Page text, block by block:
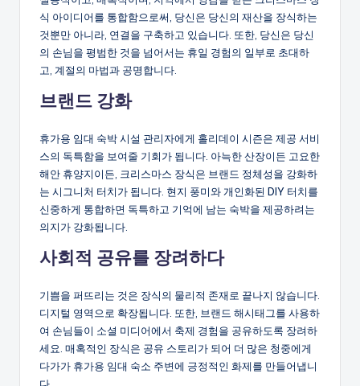
식 아이디어를 통합함으로써, 당신은 당신의 재산을 장식하는
것뿐만 아니라, 연결을 구축하고 있습니다. 또한, 당신은 당신
의 손님을 평범한 것을 넘어서는 휴일 경험의 일부로 초대하
고, 계절의 마법과 공명합니다.
브랜드 강화
휴가용 임대 숙박 시설 관리자에게 홀리데이 시즌은 제공 서비
스의 독특함을 보여줄 기회가 됩니다. 아늑한 산장이든 고요한
해안 휴양지이든, 크리스마스 장식은 브랜드 정체성을 강화하
는 시그니처 터치가 됩니다. 현지 풍미와 개인화된 DIY 터치를
신중하게 통합하면 독특하고 기억에 남는 숙박을 제공하려는
의지가 강화됩니다.
사회적 공유를 장려하다
기쁨을 퍼뜨리는 것은 장식의 물리적 존재로 끝나지 않습니다.
디지털 영역으로 확장됩니다. 또한, 브랜드 해시태그를 사용하
여 손님들이 소셜 미디어에서 축제 경험을 공유하도록 장려하
세요. 매혹적인 장식은 공유 스토리가 되어 더 많은 청중에게
다가가 휴가용 임대 숙소 주변에 긍정적인 화제를 만들어냅니
다.